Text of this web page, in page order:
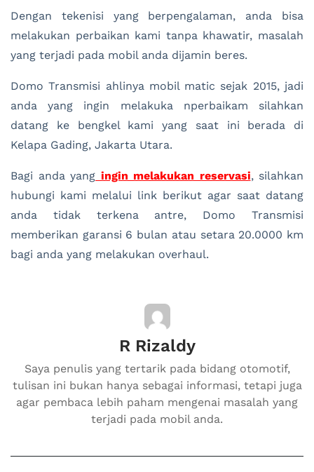
Dengan tekenisi yang berpengalaman, anda bisa
melakukan perbaikan kami tanpa khawatir, masalah
yang terjadi pada mobil anda dijamin beres.
Domo Transmisi ahlinya mobil matic sejak 2015, jadi
anda yang ingin melakuka nperbaikam silahkan
datang ke bengkel kami yang saat ini berada di
Kelapa Gading, Jakarta Utara.
Bagi anda yang ingin melakukan reservasi, silahkan
hubungi kami melalui link berikut agar saat datang
anda tidak terkena antre, Domo Transmisi
memberikan garansi 6 bulan atau setara 20.0000 km
bagi anda yang melakukan overhaul.
R Rizaldy
Saya penulis yang tertarik pada bidang otomotif,
tulisan ini bukan hanya sebagai informasi, tetapi juga
agar pembaca lebih paham mengenai masalah yang
terjadi pada mobil anda.